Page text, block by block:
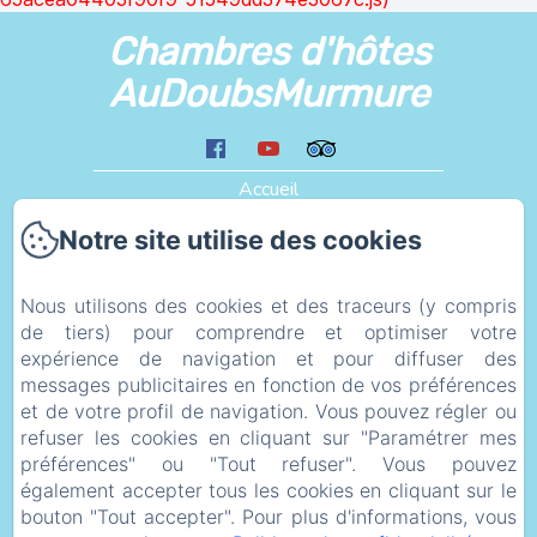
Chambres d'hôtes
AuDoubsMurmure
Accueil
Les Alentours
Plan d'accès
eco_geste
Informations Légales
Politique de confidentialité
Informations légales
Informations sur les cookies
Notre site utilise des cookies
Nous utilisons des cookies et des traceurs (y compris
de tiers) pour comprendre et optimiser votre
expérience de navigation et pour diffuser des
messages publicitaires en fonction de vos préférences
et de votre profil de navigation. Vous pouvez régler ou
refuser les cookies en cliquant sur "Paramétrer mes
préférences" ou "Tout refuser". Vous pouvez
également accepter tous les cookies en cliquant sur le
bouton "Tout accepter". Pour plus d'informations, vous